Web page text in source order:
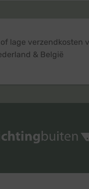
of lage verzendkosten
& België